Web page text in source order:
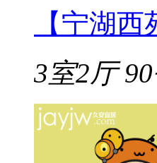
【宁湖
3室2厅